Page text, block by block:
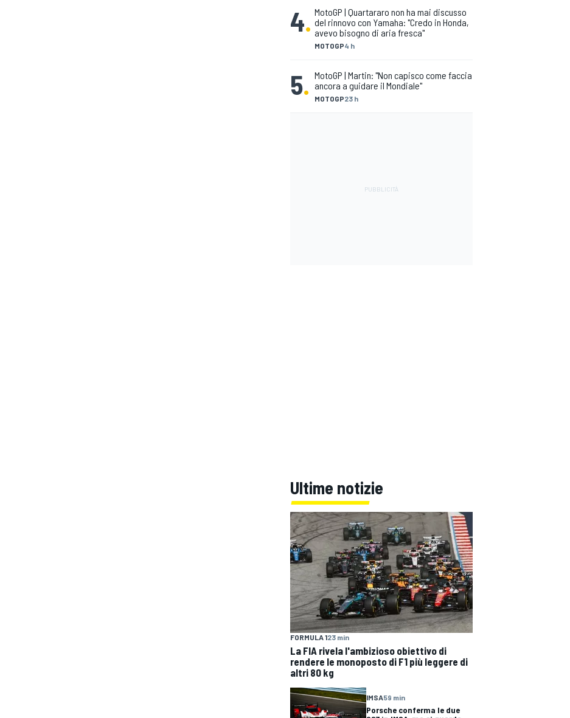
4.
MOTOGP4 h
MotoGP | Quartararo non ha mai discusso
del rinnovo con Yamaha: "Credo in Honda,
avevo bisogno di aria fresca"
5. MOTOGP23 h
MotoGP | Martin: "Non capisco come faccia
ancora a guidare il Mondiale"
Ultime notizie
FORMULA 123 min
La FIA rivela l'ambizioso obiettivo di
rendere le monoposto di F1 più leggere di
altri 80 kg
IMSA59 min
Porsche conferma le due